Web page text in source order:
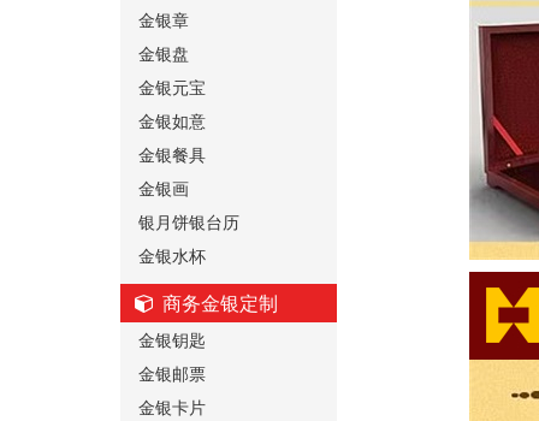
金银章
金银盘
金银元宝
金银如意
金银餐具
金银画
银月饼银台历
金银水杯
商务金银定制
金银钥匙
金银邮票
金银卡片